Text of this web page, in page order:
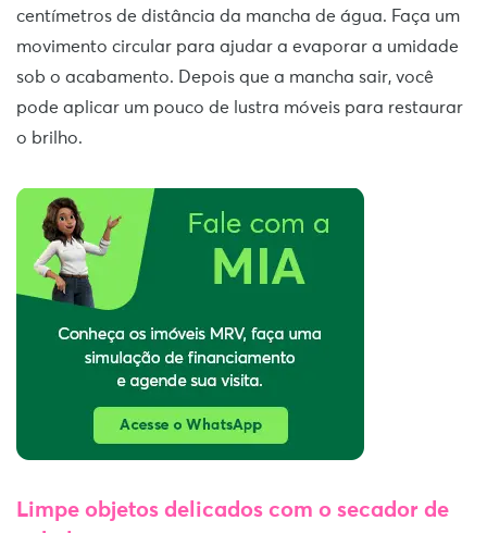
centímetros de distância da mancha de água. Faça um
movimento circular para ajudar a evaporar a umidade
sob o acabamento. Depois que a mancha sair, você
pode aplicar um pouco de lustra móveis para restaurar
o brilho.
Limpe objetos delicados com o secador de